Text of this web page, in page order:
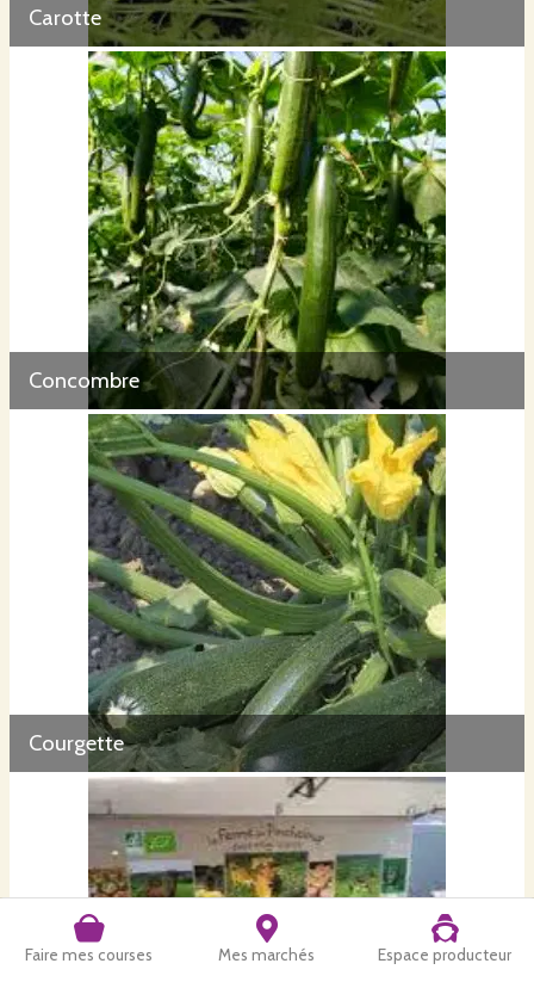
Faire mes courses Mes marchés Espace producteur
Carotte
Concombre
Courgette